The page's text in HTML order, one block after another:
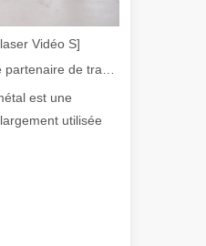
Vidéo S]
Comment choisir votre partenaire de travail : machine de découpe laser
est une
utilisée